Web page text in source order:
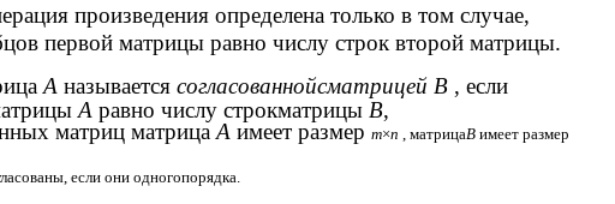
произведения определена только в том случае,
первой матрицы равно числу строк второй матрицы.
А называется согласованнойсматрицей В , если
А равно числу строкматрицы В,
матриц матрица А имеет размер m×n , матрицаВ имеет размер
если они одногопорядка.